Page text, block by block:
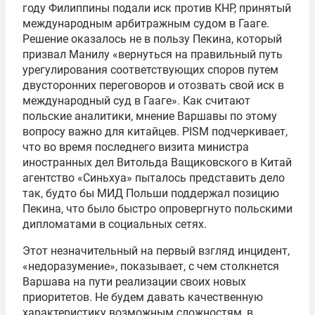
году Филиппины подали иск против КНР, принятый
международным арбитражным судом в Гааге.
Решение оказалось не в пользу Пекина, который
призвал Манилу «вернуться на правильный путь
урегулирования соответствующих споров путем
двусторонних переговоров и отозвать свой иск в
международный суд в Гааге». Как считают
польские аналитики, мнение Варшавы по этому
вопросу важно для китайцев. PISM подчеркивает,
что во время последнего визита министра
иностранных дел Витольда Ващиковского в Китай
агентство «Синьхуа» пыталось представить дело
так, будто бы МИД Польши поддержал позицию
Пекина, что было быстро опровергнуто польскими
дипломатами в социальных сетях.
Этот незначительный на первый взгляд инцидент,
«недоразумение», показывает, с чем столкнется
Варшава на пути реализации своих новых
приоритетов. Не будем давать качественную